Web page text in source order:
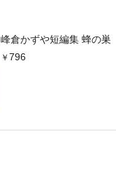
峰倉かずや短編集 蜂の巣
796